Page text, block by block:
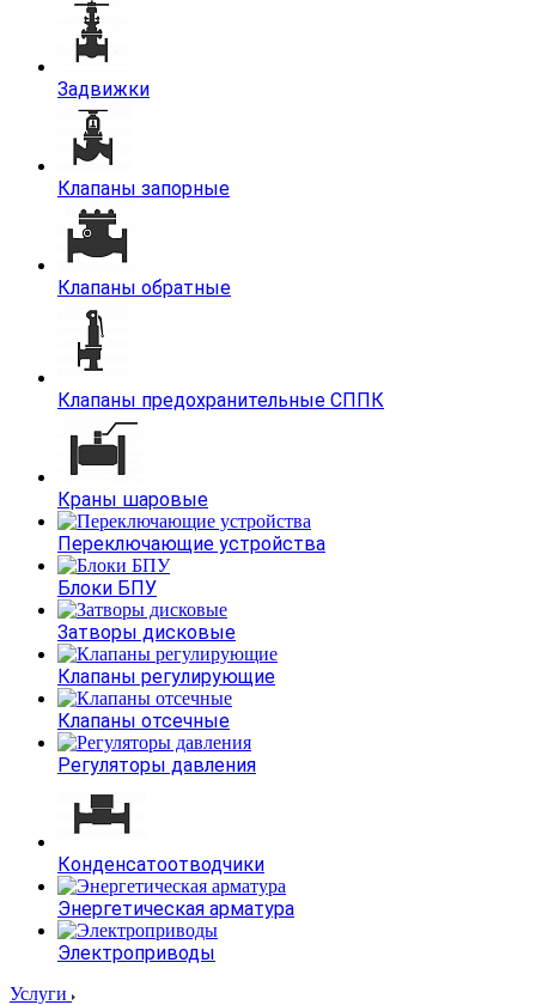
Задвижки
Клапаны запорные
Клапаны обратные
Клапаны предохранительные СППК
Краны шаровые
Переключающие устройства
Блоки БПУ
Затворы дисковые
Клапаны регулирующие
Клапаны отсечные
Регуляторы давления
Конденсатоотводчики
Энергетическая арматура
Электроприводы
Услуги